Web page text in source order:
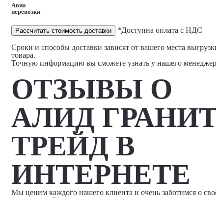
Авиа
перевозки
Рассчитать стоимость доставки *Доступна оплата с НДС
Сроки и способы доставки зависят от вашего места выгрузки
товара.
Точную информацию вы сможете узнать у нашего менеджера
ОТЗЫВЫ О
АЛИД ГРАНИТ
ТРЕЙД В
ИНТЕРНЕТЕ
Мы ценим каждого нашего клиента и очень заботимся о